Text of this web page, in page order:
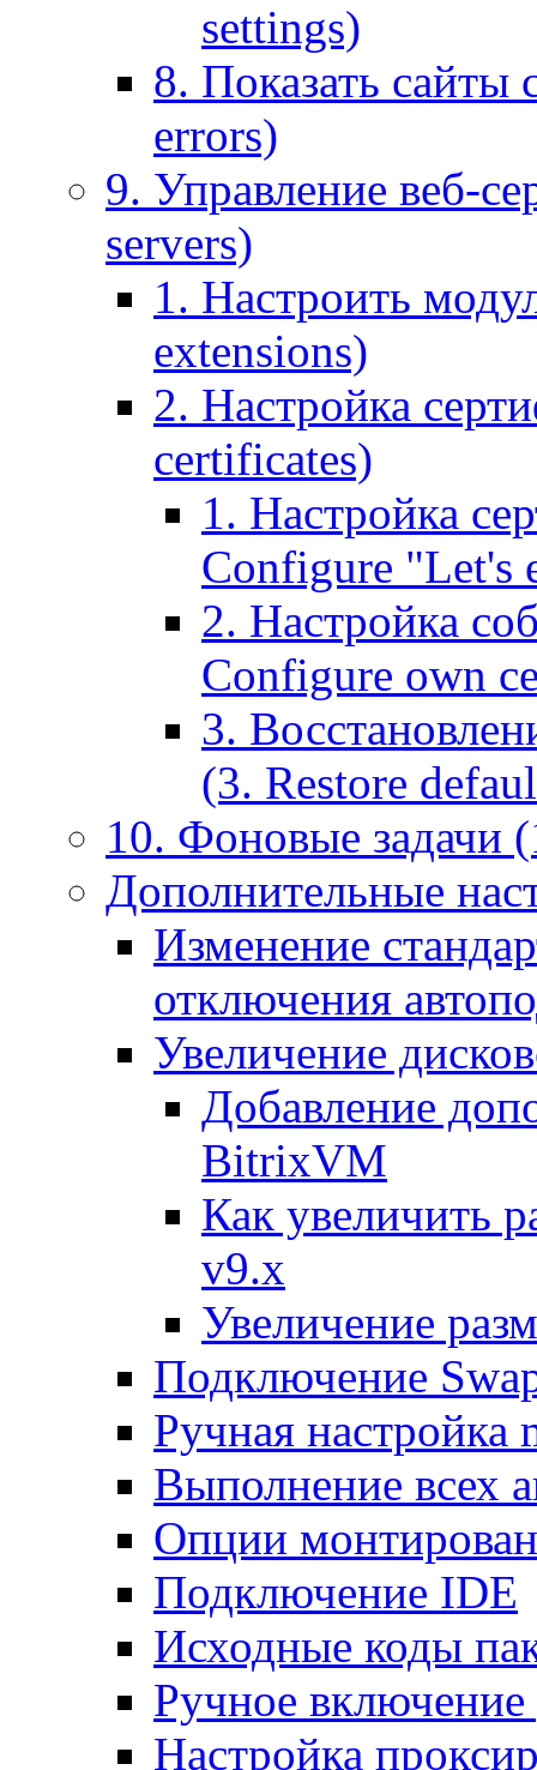
settings)
8. Показать
errors)
9. Управление веб-
servers)
1. Настроить
extensions)
2. Настройка
certificates)
1. Настройка
Configure "Let's
2. Настройка
Configure own
3.
(3. Restore
10. Фоновые задачи
Дополнительные
Изменение
отключения
Увеличение
Добавление
BitrixVM
Как увеличить
v9.x
Увеличение
Подключение
Ручная настройка
Выполнение всех
Опции
Подключение IDE
Исходные коды
Ручное
Настройка